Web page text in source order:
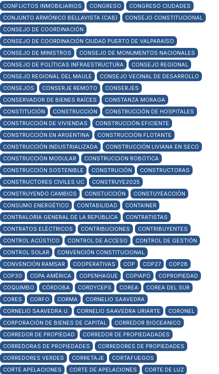
CONFLICTOS INMOBILIARIOS
CONGRESO
CONGRESO CIUDADES
CONJUNTO ARMÓNICO BELLAVISTA (CAB)
CONSEJO CONSTITUCIONAL
CONSEJO DE COORDINACIÓN
CONSEJO DE COORDINACIÓN CIUDAD PUERTO DE VALPARAÍSO
CONSEJO DE MINISTROS
CONSEJO DE MONUMENTOS NACIONALES
CONSEJO DE POLÍTICAS INFRAESTRUCTURA
CONSEJO REGIONAL
CONSEJO REGIONAL DEL MAULE
CONSEJO VECINAL DE DESARROLLO
CONSEJOS
CONSERJE REMOTO
CONSERJES
CONSERVADOR DE BIENES RAÍCES
CONSTANZA MORAGA
CONSTITUCIÓN
CONSTRUCCIÓN
CONSTRUCCIÓN DE HOSPITALES
CONSTRUCCIÓN DE VIVIENDAS
CONSTRUCCIÓN EFICIENTE
CONSTRUCCIÓN EN ARGENTINA
CONSTRUCCIÓN FLOTANTE
CONSTRUCCIÓN INDUSTRIALIZADA
CONSTRUCCIÓN LIVIANA EN SECO
CONSTRUCCIÓN MODULAR
CONSTRUCCIÓN ROBÓTICA
CONSTRUCCIÓN SOSTENIBLE
CONSTRUCIÓN
CONSTRUCTORAS
CONSTRUCTORES CIVILES UC
CONSTRUYE2025
CONSTRUYENDO CAMBIOS
CONSTUCCIÓN
CONSTUYEACCIÓN
CONSUMO ENERGÉTICO
CONTABILIDAD
CONTAINER
CONTRALORÍA GENERAL DE LA REPÚBLICA
CONTRATISTAS
CONTRATOS ELÉCTRICOS
CONTRIBUCIONES
CONTRIBUYENTES
CONTROL ACÚSTICO
CONTROL DE ACCESO
CONTROL DE GESTIÓN
CONTROL SOLAR
CONVENCIÓN CONSTITUCIONAL
CONVENCIÓN RAMSAR
COOPERATIVAS COP COP27
COP28
COP30
COPA AMÉRICA COPENHAGUE COPIAPÓ
COPROPIEDAD
COQUIMBO
CÓRDOBA CORDYCEPS COREA
COREA DEL SUR
CORES
CORFO CORMA
CORNELIO SAAVEDRA
CORNELIO SAAVEDRA U.
CORNELIO SAAVEDRA URIARTE
CORONEL
CORPORACIÓN DE BIENES DE CAPITAL
CORREDOR BIOCEANICO
CORREDOR DE PROPIEDAD
CORREDOR DE PROPIEDADADES
CORREDORAS DE PROPIEDADES
CORREDORES DE PROPIEDADES
CORREDORES VERDES
CORRETAJE
CORTAFUEGOS
CORTE APELACIONES
CORTE DE APELACIONES
CORTE DE LUZ